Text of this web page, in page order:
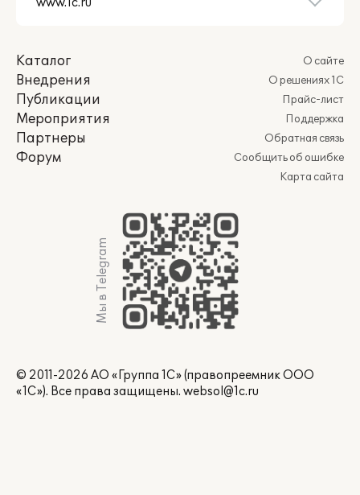
Каталог
Внедрения
Публикации
Мероприятия
Партнеры
Форум
О сайте
О решениях 1С
Прайс-лист
Поддержка
Обратная связь
Сообщить об ошибке
Карта сайта
Мы в Telegram
© 2011-2026 АО «Группа 1С» (правопреемник ООО
«1С»). Все права защищены. websol@1c.ru